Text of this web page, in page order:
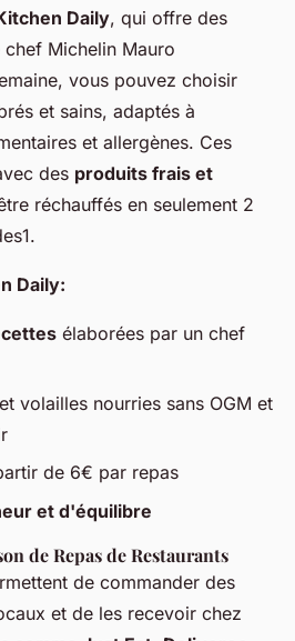
Daily, qui offre des
Michelin Mauro
vous pouvez choisir
et sains, adaptés à
et allergènes. Ces
des produits frais et
réchauffés en seulement 2
Daily:
élaborées par un chef
et volailles nourries sans OGM et
de 6€ par repas
et d'équilibre
de Repas de Restaurants
de commander des
et de les recevoir chez